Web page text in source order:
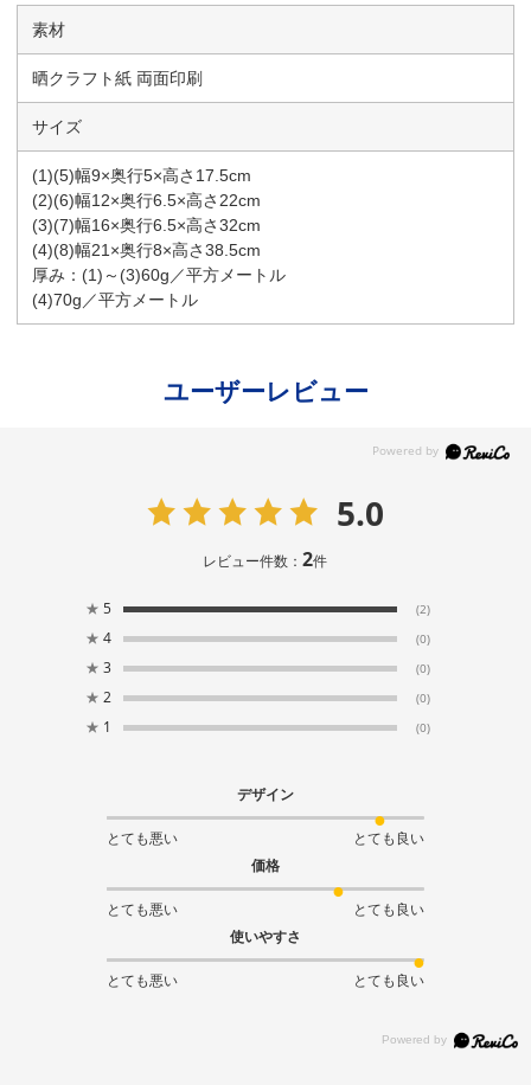
素材
晒クラフト紙 両面印刷
サイズ
(1)(5)幅9×奥行5×高さ17.5cm
(2)(6)幅12×奥行6.5×高さ22cm
(3)(7)幅16×奥行6.5×高さ32cm
(4)(8)幅21×奥行8×高さ38.5cm
厚み：(1)～(3)60g／平方メートル
(4)70g／平方メートル
ユーザーレビュー
5.0
レビュー件数：2件
★ 5 (2)
★ 4 (0)
★ 3 (0)
★ 2 (0)
★ 1 (0)
デザイン
とても悪い
とても良い
価格
とても悪い
とても良い
使いやすさ
とても悪い とても良い